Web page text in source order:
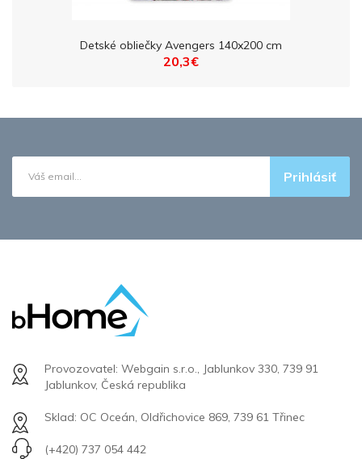
Detské obliečky Avengers 140x200 cm
20,3€
Prihlásiť
Provozovatel: Webgain s.r.o., Jablunkov 330, 739 91
Jablunkov, Česká republika
Sklad: OC Oceán, Oldřichovice 869, 739 61 Třinec
(+420) 737 054 442